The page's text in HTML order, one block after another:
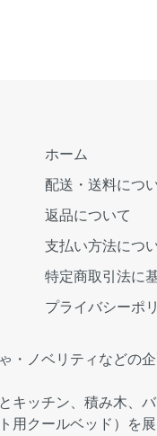
ホーム
配送・送料につ
返品について
支払い方法につ
特定商取引法に
プライバシーポ
・ノベリティなど
キッチン、積み木、
用クールベッド）を展